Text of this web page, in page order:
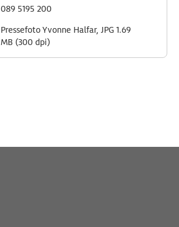
089 5195 200
Pressefoto Yvonne Halfar, JPG 1.69
MB (300 dpi)